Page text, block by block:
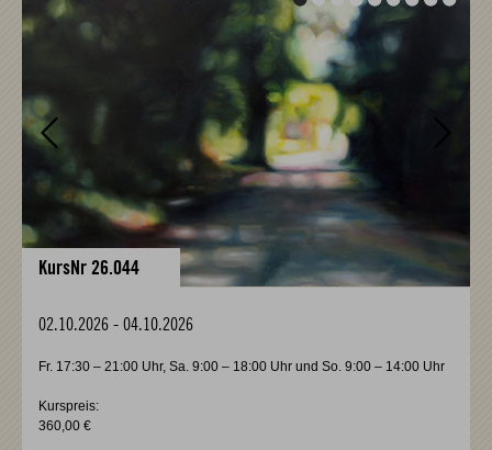
KursNr 26.044
02.10.2026 - 04.10.2026
Fr. 17:30 – 21:00 Uhr, Sa. 9:00 – 18:00 Uhr und So. 9:00 – 14:00 Uhr
Kurspreis:
360,00 €